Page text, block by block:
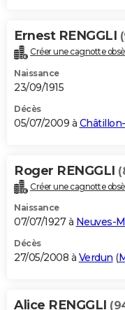
Ernest RENGGLI
Créer une cagnotte
Naissance
23/09/1915
Décès
05/07/2009 à
Roger RENGGLI
Créer une cagnotte
Naissance
07/07/1927 à Neuves-
Décès
27/05/2008 à Verdun (
Alice RENGGLI